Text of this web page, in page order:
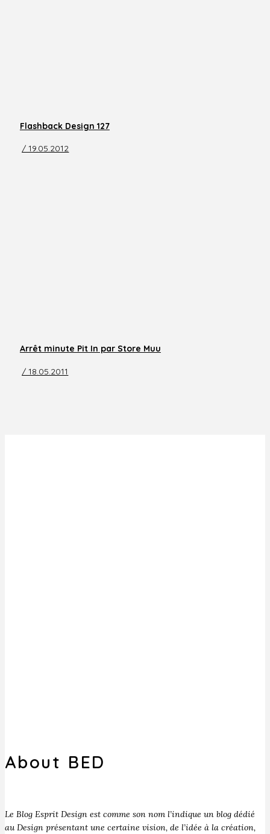
Flashback Design 127
/ 19.05.2012
Arrêt minute Pit In par Store Muu
/ 18.05.2011
About BED
Le Blog Esprit Design est comme son nom l’indique un blog dédié
au Design présentant une certaine vision, de l’idée à la création,